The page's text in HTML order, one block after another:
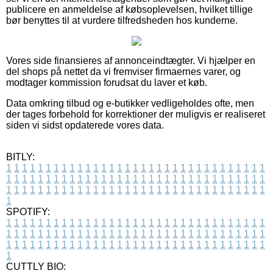
publicere en anmeldelse af købsoplevelsen, hvilket tillige
bør benyttes til at vurdere tilfredsheden hos kunderne.
Vores side finansieres af annonceindtægter. Vi hjælper en
del shops på nettet da vi fremviser firmaernes varer, og
modtager kommission forudsat du laver et køb.
Data omkring tilbud og e-butikker vedligeholdes ofte, men
der tages forbehold for korrektioner der muligvis er realiseret
siden vi sidst opdaterede vores data.
BITLY:
1 1 1 1 1 1 1 1 1 1 1 1 1 1 1 1 1 1 1 1 1 1 1 1 1 1 1 1 1 1 1 1 1
1 1 1 1 1 1 1 1 1 1 1 1 1 1 1 1 1 1 1 1 1 1 1 1 1 1 1 1 1 1 1 1 1
1 1 1 1 1 1 1 1 1 1 1 1 1 1 1 1 1 1 1 1 1 1 1 1 1 1 1 1 1 1 1 1 1
1
SPOTIFY:
1 1 1 1 1 1 1 1 1 1 1 1 1 1 1 1 1 1 1 1 1 1 1 1 1 1 1 1 1 1 1 1 1
1 1 1 1 1 1 1 1 1 1 1 1 1 1 1 1 1 1 1 1 1 1 1 1 1 1 1 1 1 1 1 1 1
1 1 1 1 1 1 1 1 1 1 1 1 1 1 1 1 1 1 1 1 1 1 1 1 1 1 1 1 1 1 1 1 1
1
CUTTLY BIO: